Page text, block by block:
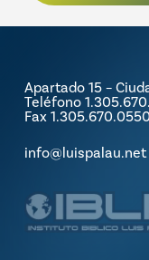
Apartado 15 –
Teléfono
Fax
info@luispalau.net